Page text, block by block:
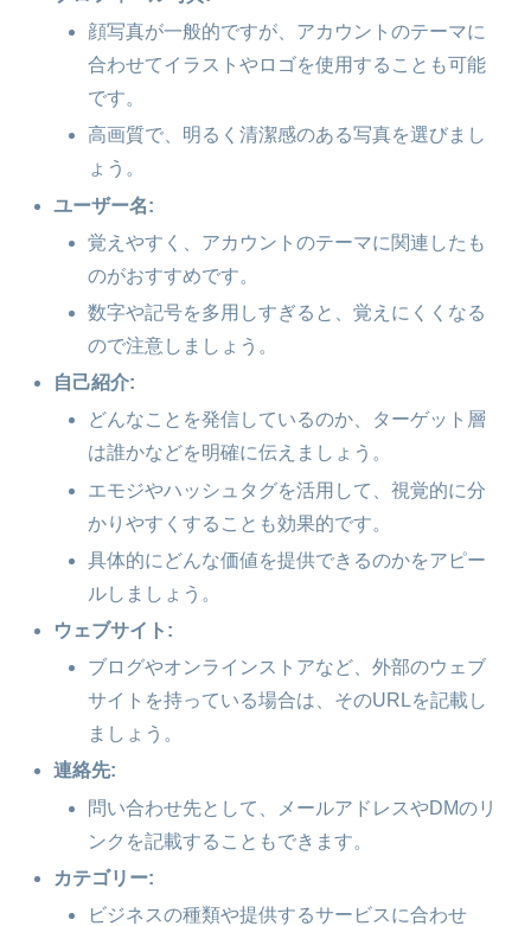
顔写真が一般的ですが、アカウントのテーマに
合わせてイラストやロゴを使用することも可能
です。
高画質で、明るく清潔感のある写真を選びまし
ょう。
ユーザー名:
覚えやすく、アカウントのテーマに関連したも
のがおすすめです。
数字や記号を多用しすぎると、覚えにくくなる
ので注意しましょう。
自己紹介:
どんなことを発信しているのか、ターゲット層
は誰かなどを明確に伝えましょう。
エモジやハッシュタグを活用して、視覚的に分
かりやすくすることも効果的です。
具体的にどんな価値を提供できるのかをアピー
ルしましょう。
ウェブサイト:
ブログやオンラインストアなど、外部のウェブ
サイトを持っている場合は、そのURLを記載し
ましょう。
連絡先:
問い合わせ先として、メールアドレスやDMのリ
ンクを記載することもできます。
カテゴリー:
ビジネスの種類や提供するサービスに合わせ